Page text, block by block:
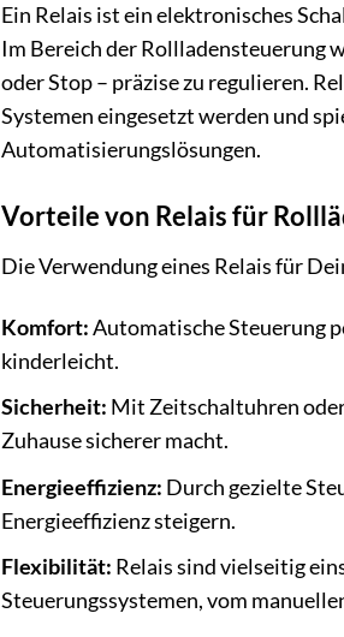
Ein Relais ist ein elektronisches
Im Bereich der Rollladensteuerung
oder Stop – präzise zu regulieren.
Systemen eingesetzt werden und
Automatisierungslösungen.
Vorteile von Relais für
Die Verwendung eines Relais für
Komfort:Automatische Steuerung
kinderleicht.
Sicherheit: Mit Zeitschaltuhren
Zuhause sicherer macht.
Energieeffizienz: Durch gezielte
Energieeffizienz steigern.
Flexibilität: Relais sind vielseitig
Steuerungssystemen, vom